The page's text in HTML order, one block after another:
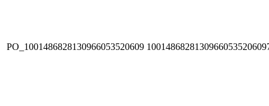
PO_1001486828130966053520609